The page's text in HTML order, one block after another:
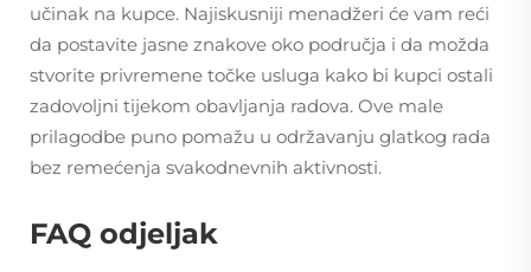
učinak na kupce. Najiskusniji menadžeri će vam reći
da postavite jasne znakove oko područja i da možda
stvorite privremene točke usluga kako bi kupci ostali
zadovoljni tijekom obavljanja radova. Ove male
prilagodbe puno pomažu u održavanju glatkog rada
bez remećenja svakodnevnih aktivnosti.
FAQ odjeljak